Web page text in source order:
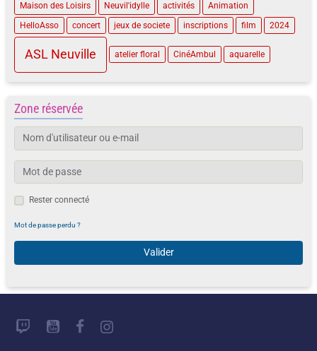
Maison des Loisirs
Neuvil'idylle activités
Animation
HelloAsso
concert jeux de societe inscriptions film 2024
ASL Neuville atelier floral CinéAmbul aquarelle
Zone réservée
Rester connecté
Mot de passe perdu ?
Valider